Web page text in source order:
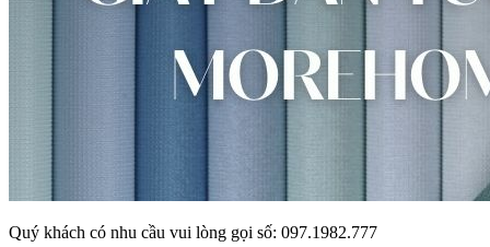
Quý khách có nhu cầu vui lòng gọi số: 097.1982.777